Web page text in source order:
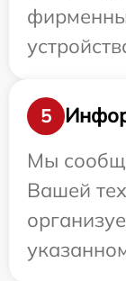
5
Мы
Вашей